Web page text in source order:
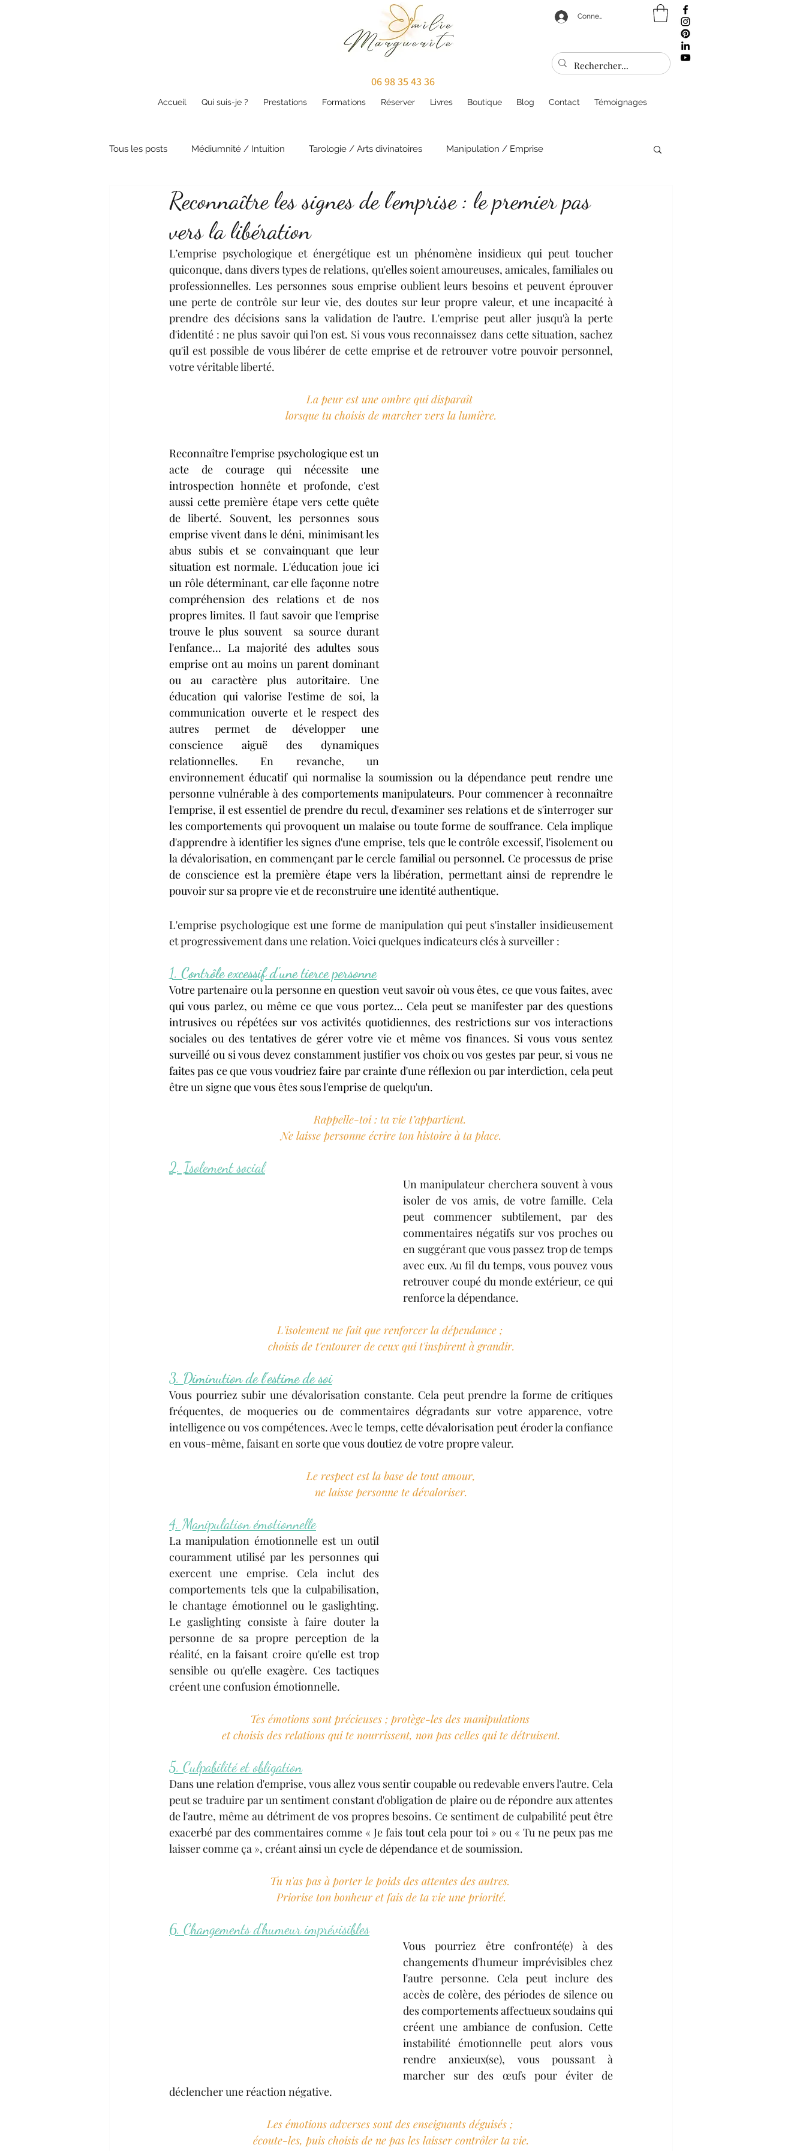
06 98 35 43 36
Connexion
Accueil Qui suis-je ? Prestations Formations Réserver Livres Boutique Blog Contact Témoignages
Tous les posts Médiumnité / Intuition Tarologie / Arts divinatoires Manipulation / Emprise
Guérison / Energétique Spiritualité Karma / Vies antérieures Développement personnel Bien être
Reconnaître les signes de l'emprise : le premier pas
vers la libération
L’emprise psychologique et énergétique est un phénomène insidieux qui peut toucher
quiconque, dans divers types de relations, qu'elles soient amoureuses, amicales, familiales ou
professionnelles. Les personnes sous emprise oublient leurs besoins et peuvent éprouver
une perte de contrôle sur leur vie, des doutes sur leur propre valeur, et une incapacité à
prendre des décisions sans la validation de l’autre. L'emprise peut aller jusqu'à la perte
d'identité : ne plus savoir qui l'on est. Si vous vous reconnaissez dans cette situation, sachez
qu'il est possible de vous libérer de cette emprise et de retrouver votre pouvoir personnel,
votre véritable liberté.
La peur est une ombre qui disparaît
lorsque tu choisis de marcher vers la lumière.
Reconnaître l'emprise psychologique est un
acte de courage qui nécessite une
introspection honnête et profonde, c'est
aussi cette première étape vers cette quête
de liberté. Souvent, les personnes sous
emprise vivent dans le déni, minimisant les
abus subis et se convainquant que leur
situation est normale. L'éducation joue ici
un rôle déterminant, car elle façonne notre
compréhension des relations et de nos
propres limites. Il faut savoir que l'emprise
trouve le plus souvent  sa source durant
l'enfance... La majorité des adultes sous
emprise ont au moins un parent dominant
ou au caractère plus autoritaire. Une
éducation qui valorise l'estime de soi, la
communication ouverte et le respect des
autres permet de développer une
conscience aiguë des dynamiques
relationnelles. En revanche, un
environnement éducatif qui normalise la soumission ou la dépendance peut rendre une
personne vulnérable à des comportements manipulateurs. Pour commencer à reconnaître
l'emprise, il est essentiel de prendre du recul, d'examiner ses relations et de s'interroger sur
les comportements qui provoquent un malaise ou toute forme de souffrance. Cela implique
d'apprendre à identifier les signes d'une emprise, tels que le contrôle excessif, l'isolement ou
la dévalorisation, en commençant par le cercle familial ou personnel. Ce processus de prise
de conscience est la première étape vers la libération, permettant ainsi de reprendre le
pouvoir sur sa propre vie et de reconstruire une identité authentique.
L'emprise psychologique est une forme de manipulation qui peut s'installer insidieusement
et progressivement dans une relation. Voici quelques indicateurs clés à surveiller :
1. Contrôle excessif d'une tierce personne
Votre partenaire ou la personne en question veut savoir où vous êtes, ce que vous faites, avec
qui vous parlez, ou même ce que vous portez... Cela peut se manifester par des questions
intrusives ou répétées sur vos activités quotidiennes, des restrictions sur vos interactions
sociales ou des tentatives de gérer votre vie et même vos finances. Si vous vous sentez
surveillé ou si vous devez constamment justifier vos choix ou vos gestes par peur, si vous ne
faites pas ce que vous voudriez faire par crainte d'une réflexion ou par interdiction, cela peut
être un signe que vous êtes sous l'emprise de quelqu'un.
Rappelle-toi : ta vie t’appartient.
Ne laisse personne écrire ton histoire à ta place.
2. Isolement social
Un manipulateur cherchera souvent à vous
isoler de vos amis, de votre famille. Cela
peut commencer subtilement, par des
commentaires négatifs sur vos proches ou
en suggérant que vous passez trop de temps
avec eux. Au fil du temps, vous pouvez vous
retrouver coupé du monde extérieur, ce qui
renforce la dépendance.
L'isolement ne fait que renforcer la dépendance ;
choisis de t'entourer de ceux qui t'inspirent à grandir.
3. Diminution de l'estime de soi
Vous pourriez subir une dévalorisation constante. Cela peut prendre la forme de critiques
fréquentes, de moqueries ou de commentaires dégradants sur votre apparence, votre
intelligence ou vos compétences. Avec le temps, cette dévalorisation peut éroder la confiance
en vous-même, faisant en sorte que vous doutiez de votre propre valeur.
Le respect est la base de tout amour,
ne laisse personne te dévaloriser.
4. Manipulation émotionnelle
La manipulation émotionnelle est un outil
couramment utilisé par les personnes qui
exercent une emprise. Cela inclut des
comportements tels que la culpabilisation,
le chantage émotionnel ou le gaslighting.
Le gaslighting consiste à faire douter la
personne de sa propre perception de la
réalité, en la faisant croire qu'elle est trop
sensible ou qu'elle exagère. Ces tactiques
créent une confusion émotionnelle.
Tes émotions sont précieuses ; protège-les des manipulations
et choisis des relations qui te nourrissent, non pas celles qui te détruisent.
5. Culpabilité et obligation
Dans une relation d'emprise, vous allez vous sentir coupable ou redevable envers l'autre. Cela
peut se traduire par un sentiment constant d'obligation de plaire ou de répondre aux attentes
de l'autre, même au détriment de vos propres besoins. Ce sentiment de culpabilité peut être
exacerbé par des commentaires comme « Je fais tout cela pour toi » ou « Tu ne peux pas me
laisser comme ça », créant ainsi un cycle de dépendance et de soumission.
Tu n'as pas à porter le poids des attentes des autres.
Priorise ton bonheur et fais de ta vie une priorité.
6. Changements d'humeur imprévisibles
Vous pourriez être confronté(e) à des
changements d'humeur imprévisibles chez
l'autre personne. Cela peut inclure des
accès de colère, des périodes de silence ou
des comportements affectueux soudains qui
créent une ambiance de confusion. Cette
instabilité émotionnelle peut alors vous
rendre anxieux(se), vous poussant à
marcher sur des œufs pour éviter de
déclencher une réaction négative.
Les émotions adverses sont des enseignants déguisés ;
écoute-les, puis choisis de ne pas les laisser contrôler ta vie.